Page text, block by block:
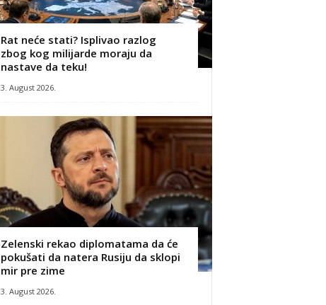
Rat neće stati? Isplivao razlog
zbog kog milijarde moraju da
nastave da teku!
3. August 2026.
Zelenski rekao diplomatama da će
pokušati da natera Rusiju da sklopi
mir pre zime
3. August 2026.